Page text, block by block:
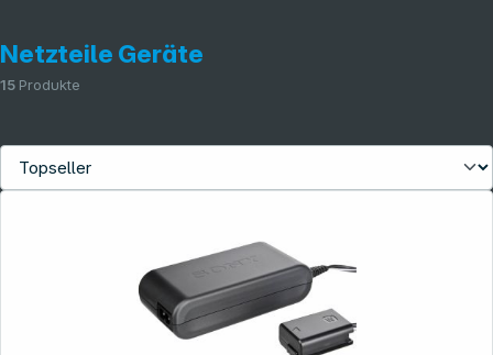
Netzteile Geräte
15 Produkte